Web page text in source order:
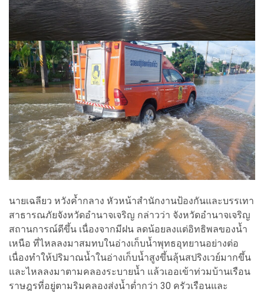
นายเฉลียว หวังค้ำกลาง หัวหน้าสำนักงานป้องกันและบรรเทา
สาธารณภัยจังหวัดอำนาจเจริญ กล่าวว่า จังหวัดอำนาจเจริญ
สถานการณ์ดีขึ้น เนื่องจากมีฝน ลดน้อยลงแต่อิทธิพลของน้ำ
เหนือ ที่ไหลลงมาสมทบในอ่างเก็บน้ำพุทธอุทยานอย่างต่อ
เนื่องทำให้ปริมาณน้ำในอ่างเก็บน้ำสูงขึ้นลุ้นสปริงเวย์มากขึ้น
และไหลลงมาตามคลองระบายน้ำ แล้วเออเข้าท่วมบ้านเรือน
ราษฎรที่อยู่ตามริมคลองส่งน้ำต่ำกว่า 30 ครัวเรือนและ